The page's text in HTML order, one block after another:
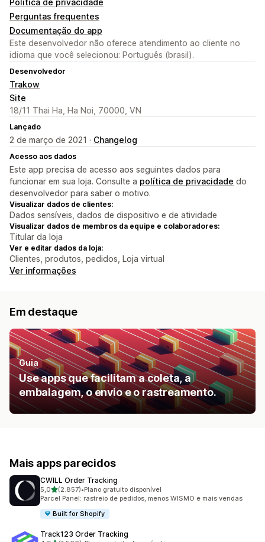
Política de privacidade
Perguntas frequentes
Documentação do app
Este desenvolvedor não oferece atendimento ao cliente no
idioma que você selecionou: Português (brasil).
Desenvolvedor
Trakow
Site
18/11 Thai Ha, Ha Noi, 70000, VN
Lançado
2 de março de 2021 · Changelog
Acesso aos dados
Este app precisa de acesso aos seguintes dados para
funcionar em sua loja. Consulte a política de privacidade do
desenvolvedor para saber o motivo.
Visualizar dados de clientes:
Dados sensíveis, dados de dispositivo e de atividade
Visualizar dados de membros da equipe e colaboradores:
Titular da loja
Ver e editar dados da loja:
Clientes, produtos, pedidos, Loja virtual
Ver informações
Em destaque
Guia
Use apps que facilitam a coleta, a
embalagem, o envio e o rastreamento.
Mais apps parecidos
CWILL Order Tracking
5,0de 5 estrelas
(2.857)
2857 avaliações ao todo
•Plano gratuito disponível
Parcel Panel: rastreio de pedidos, menos WISMO e mais vendas
Built for Shopify
Track123 Order Tracking